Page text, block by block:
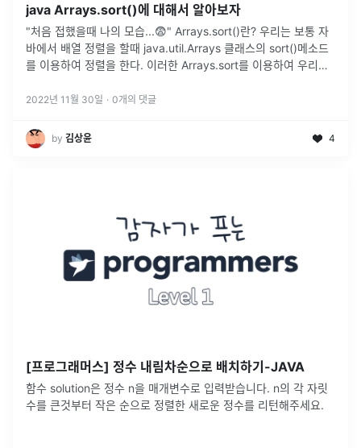
java Arrays.sort()에 대해서 알아보자
"처음 접했을때 나의 모습...😨" Arrays.sort()란? 우리는 보통 자
바에서 배열 정렬을 할때 java.util.Arrays 클래스의 sort()메소드
를 이용하여 정렬을 한다. 이러한 Arrays.sort를 이용하여 우리는
2022년 11월 30일 · 0개의 댓글
by 김상윤 4
[프로그래머스] 정수 내림차순으로 배치하기-JAVA
함수 solution은 정수 n을 매개변수로 입력받습니다. n의 각 자릿
수를 큰것부터 작은 순으로 정렬한 새로운 정수를 리턴해주세요.